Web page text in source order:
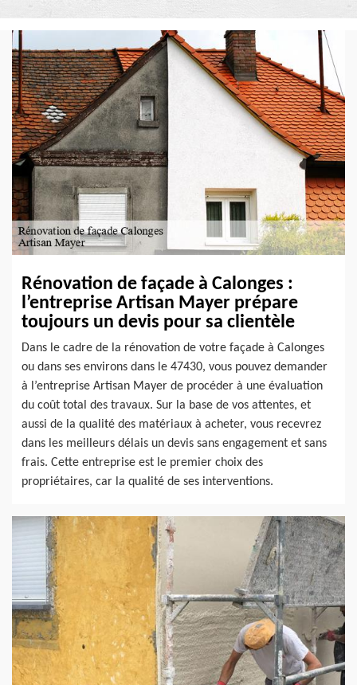
Rénovation de façade à Calonges :
l’entreprise Artisan Mayer prépare
toujours un devis pour sa clientèle
Dans le cadre de la rénovation de votre façade à Calonges
ou dans ses environs dans le 47430, vous pouvez demander
à l’entreprise Artisan Mayer de procéder à une évaluation
du coût total des travaux. Sur la base de vos attentes, et
aussi de la qualité des matériaux à acheter, vous recevrez
dans les meilleurs délais un devis sans engagement et sans
frais. Cette entreprise est le premier choix des
propriétaires, car la qualité de ses interventions.